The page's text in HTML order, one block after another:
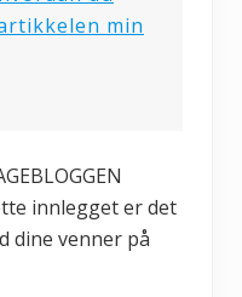
min
innlegget er det
dine venner på